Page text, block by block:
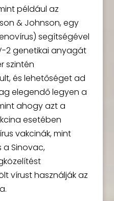
például az
& Johnson, egy
segítségével
2 genetikai anyagát
szintén
és lehetőséget ad
elegendő legyen a
ahogy azt a
esetében
vakcinák, mint
a Sinovac,
vírust használják az